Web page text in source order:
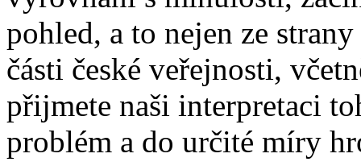
pohled, a to nejen ze
části české veřejnosti,
přijmete naši interpretaci
problém a do určité míry